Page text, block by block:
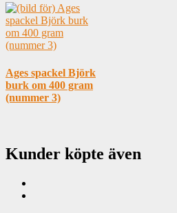
Ages spackel Björk
burk om 400 gram
(nummer 3)
Kunder köpte även